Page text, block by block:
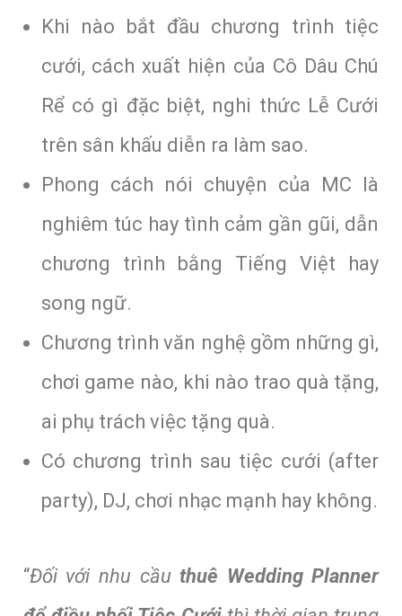
Khi nào bắt đầu chương trình tiệc
cưới, cách xuất hiện của Cô Dâu Chú
Rể có gì đặc biệt, nghi thức Lễ Cưới
trên sân khấu diễn ra làm sao.
Phong cách nói chuyện của MC là
nghiêm túc hay tình cảm gần gũi, dẫn
chương trình bằng Tiếng Việt hay
song ngữ.
Chương trình văn nghệ gồm những gì,
chơi game nào, khi nào trao quà tặng,
ai phụ trách việc tặng quà.
Có chương trình sau tiệc cưới (after
party), DJ, chơi nhạc mạnh hay không.
“Đối với nhu cầuthuê Wedding Planner